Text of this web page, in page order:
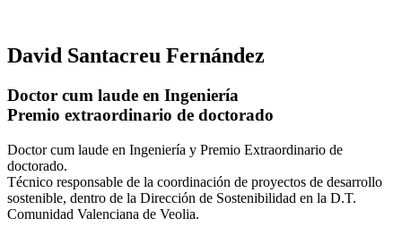
David Santacreu Fernández
Doctor cum laude en Ingeniería
Premio extraordinario de doctorado
Doctor cum laude en Ingeniería y Premio Extraordinario de
doctorado.
Técnico responsable de la coordinación de proyectos de desarrollo
sostenible, dentro de la Dirección de Sostenibilidad en la D.T.
Comunidad Valenciana de Veolia.